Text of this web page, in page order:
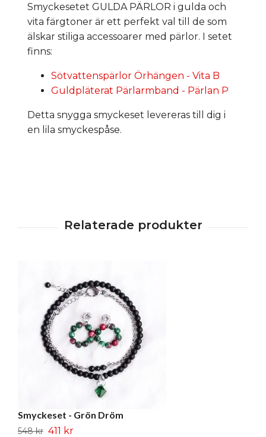
Smyckesetet GULDA PÄRLOR i gulda och
vita färgtoner är ett perfekt val till de som
älskar stiliga accessoarer med pärlor. I setet
finns:
Sötvattenspärlor Örhängen - Vita B
Guldpläterat Pärlarmband - Pärlan P
Detta snygga smyckeset levereras till dig i
en lila smyckespåse.
Smyckeset - Grön Dröm
548 kr 411 kr